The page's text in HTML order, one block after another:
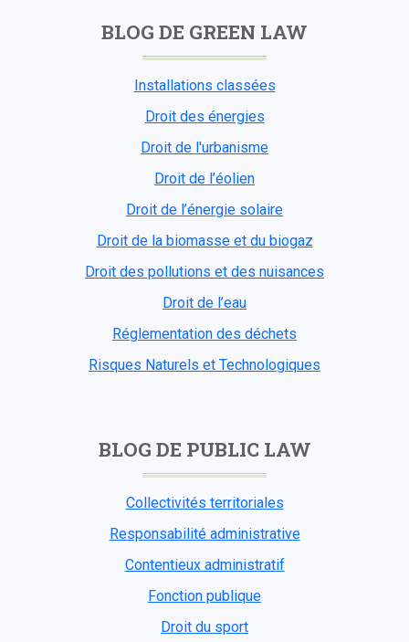
BLOG DE GREEN LAW
Installations classées
Droit des énergies
Droit de l'urbanisme
Droit de l’éolien
Droit de l’énergie solaire
Droit de la biomasse et du biogaz
Droit des pollutions et des nuisances
Droit de l’eau
Réglementation des déchets
Risques Naturels et Technologiques
BLOG DE PUBLIC LAW
Collectivités territoriales
Responsabilité administrative
Contentieux administratif
Fonction publique
Droit du sport